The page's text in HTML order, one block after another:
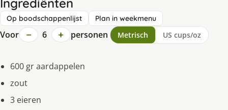
Op boodschappenlijst Plan in weekmenu
Voor − 6 + personen Metrisch US cups/oz
600 gr aardappelen
zout
3 eieren